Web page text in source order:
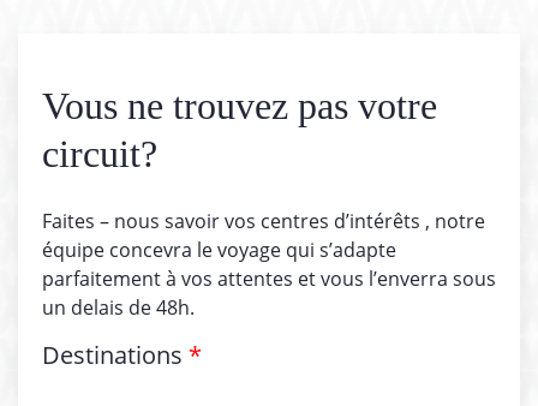
Vous ne trouvez pas votre
circuit?
Faites – nous savoir vos centres d’intérêts , notre
équipe concevra le voyage qui s’adapte
parfaitement à vos attentes et vous l’enverra sous
un delais de 48h.
Destinations *